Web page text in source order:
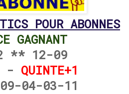
POUR ABONNES
GAGNANT
** 12-09
- QUINTE+1
04-03-11